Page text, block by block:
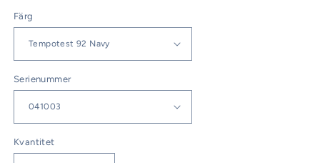
Färg
Serienummer
Kvantitet